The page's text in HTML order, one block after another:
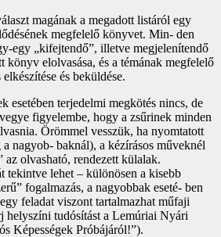
magának a megadott listáról egy
megfelelő könyvet. Min- den
egy „kifejtendő”, illetve megjelenítendő
könyv elolvasása, és a témának megfelelő
elkészítése és beküldése.
esetében terjedelmi megkötés nincs, de
figyelembe, hogy a zsűrinek minden
Örömmel vesszük, ha nyomtatott
nagyob- baknál), a kézírásos műveknél
az olvasható, rendezett külalak.
tekintve lehet – különösen a kisebb
fogalmazás, a nagyobbak eseté- ben
feladat viszont tartalmazhat műfaji
helyszíni tudósítást a Lemúriai Nyári
Képességek Próbájáról!”).